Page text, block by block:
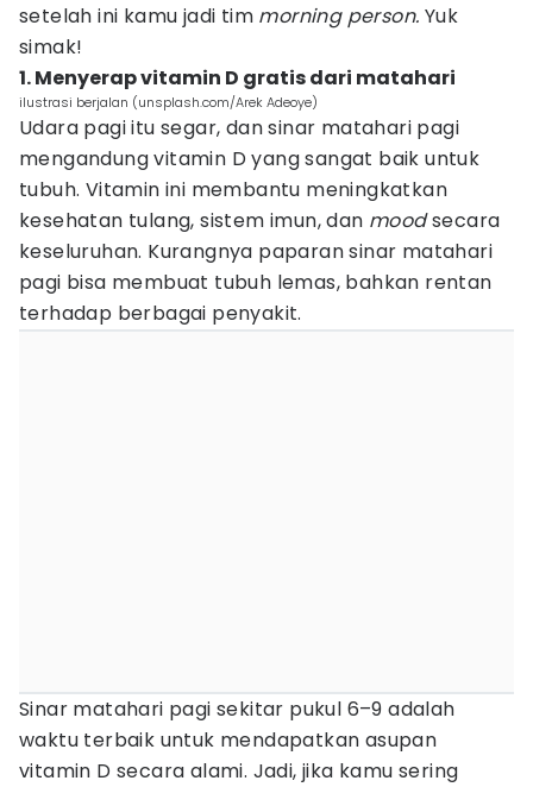
setelah ini kamu jadi tim morning person. Yuk
simak!
1. Menyerap vitamin D gratis dari matahari
ilustrasi berjalan (unsplash.com/Arek Adeoye)
Udara pagi itu segar, dan sinar matahari pagi
mengandung vitamin D yang sangat baik untuk
tubuh. Vitamin ini membantu meningkatkan
kesehatan tulang, sistem imun, dan moodsecara
keseluruhan. Kurangnya paparan sinar matahari
pagi bisa membuat tubuh lemas, bahkan rentan
terhadap berbagai penyakit.
Sinar matahari pagi sekitar pukul 6–9 adalah
waktu terbaik untuk mendapatkan asupan
vitamin D secara alami. Jadi, jika kamu sering